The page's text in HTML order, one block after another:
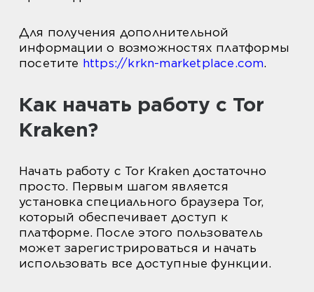
Для получения дополнительной
информации о возможностях платформы
посетите https://krkn-marketplace.com.
Как начать работу с Tor
Kraken?
Начать работу с Tor Kraken достаточно
просто. Первым шагом является
установка специального браузера Tor,
который обеспечивает доступ к
платформе. После этого пользователь
может зарегистрироваться и начать
использовать все доступные функции.